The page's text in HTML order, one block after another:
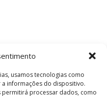
usamos tecnologias como
informações do dispositivo.
permitirá processar dados, como